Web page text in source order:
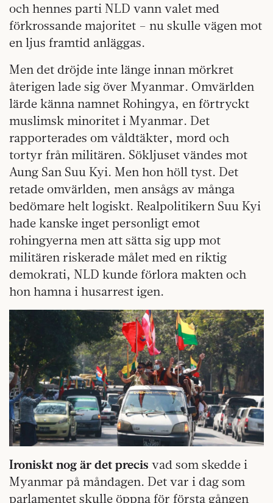
och hennes parti NLD vann valet med
förkrossande majoritet – nu skulle vägen mot
en ljus framtid anläggas.
Men det dröjde inte länge innan mörkret
återigen lade sig över Myanmar. Omvärlden
lärde känna namnet Rohingya, en förtryckt
muslimsk minoritet i Myanmar. Det
rapporterades om våldtäkter, mord och
tortyr från militären. Sökljuset vändes mot
Aung San Suu Kyi. Men hon höll tyst. Det
retade omvärlden, men ansågs av många
bedömare helt logiskt. Realpolitikern Suu Kyi
hade kanske inget personligt emot
rohingyerna men att sätta sig upp mot
militären riskerade målet med en riktig
demokrati, NLD kunde förlora makten och
hon hamna i husarrest igen.
Ironiskt nog är det precis vad som skedde i
Myanmar på måndagen. Det var i dag som
parlamentet skulle öppna för första gången